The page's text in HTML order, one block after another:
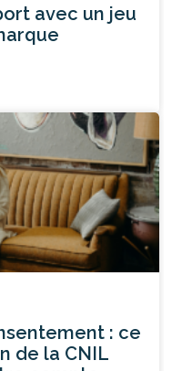
avec un jeu
: ce
de la CNIL